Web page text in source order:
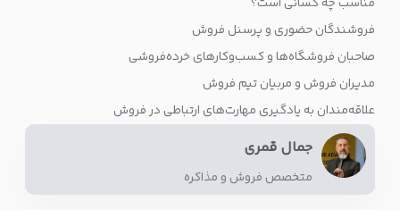
فروشندگان حضوری و پرسنل فروش
صاحبان فروشگاه‌ها و کسب‌وکارهای خرده‌فروشی
مدیران فروش و مربیان تیم فروش
علاقه‌مندان به یادگیری مهارت‌های ارتباطی در فروش
جمال قمری
متخصص فروش و مذاکره